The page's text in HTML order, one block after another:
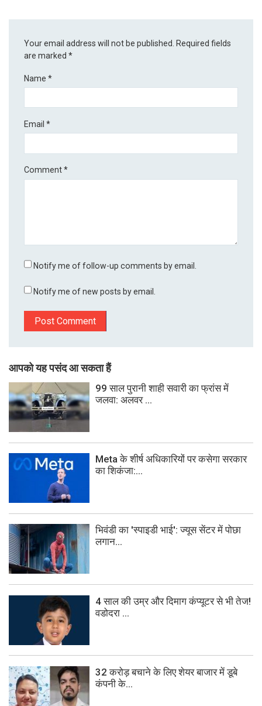
Your email address will not be published.
Required fields
are marked*
Name*
Email*
Comment*
Notify me of follow-up comments by email.
Notify me of new posts by email.
आपको यह पसंद आ सकता हैं
99 साल पुरानी शाही सवारी का फ्रांस में
जलवा: अलवर ...
Meta के शीर्ष अधिकारियों पर कसेगा सरकार
का शिकंजा:...
भिवंडी का 'स्पाइडी भाई': ज्यूस सेंटर में पोछा
लगान...
4 साल की उम्र और दिमाग कंप्यूटर से भी तेज!
वडोदरा ...
32 करोड़ बचाने के लिए शेयर बाजार में डूबे
कंपनी के...